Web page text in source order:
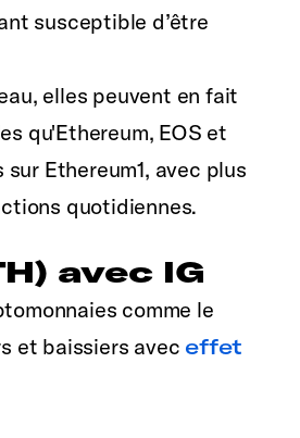
susceptible d’être
elles peuvent en fait
qu'Ethereum, EOS et
Ethereum1, avec plus
quotidiennes.
avec IG
comme le
et baissiers avec effet